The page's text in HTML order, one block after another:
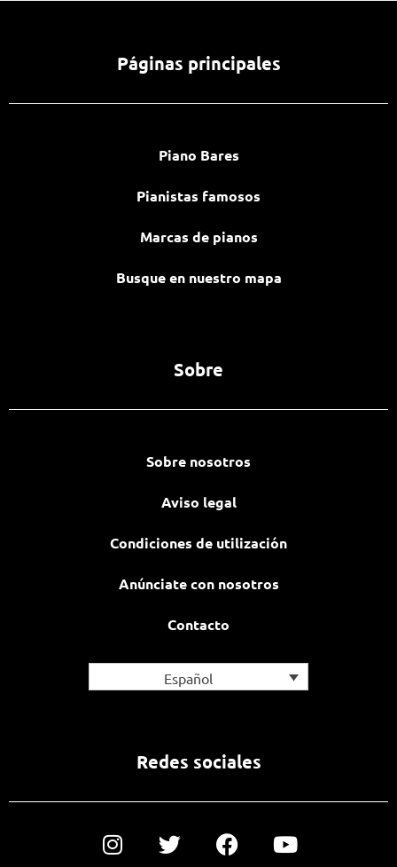
Páginas principales
Piano Bares
Pianistas famosos
Marcas de pianos
Busque en nuestro mapa
Sobre
Sobre nosotros
Aviso legal
Condiciones de utilización
Anúnciate con nosotros
Contacto
Español
Redes sociales